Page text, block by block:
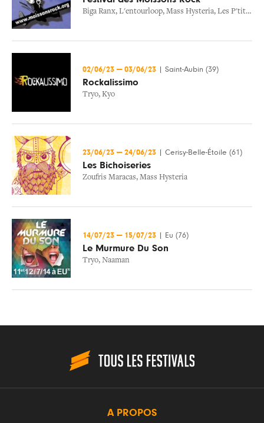
Biga Ranx, L'entourloop, Mass Hysteria, Les P'tits Fils De Jeanine
02/06/23 — 03/06/23 Saint-Aubin (39)
Rockalissimo
Tryo, Kyo
23/06/23 — 24/06/23 Cerisy-Belle-Étoile (61)
Les Bichoiseries
Zoufris Maracas, Mass Hysteria
14/07/23 — 15/07/23 Eu (76)
Le Murmure Du Son
Tryo, Naaman
A PROPOS